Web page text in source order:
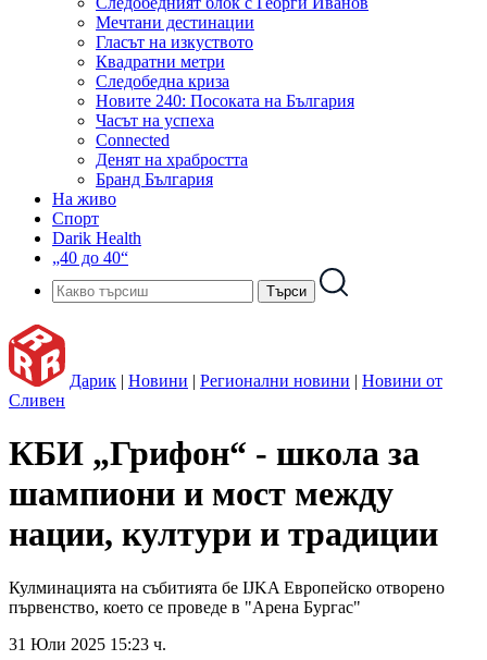
Мечтани дестинации
Гласът на изкуството
Квадратни метри
Следобедна криза
Новите 240: Посоката на България
Часът на успеха
Connected
Денят на храбростта
Бранд България
На живо
Спорт
Darik Health
„40 до 40“
Дарик | Новини | Регионални новини | Новини от
Сливен
КБИ „Грифон“ - школа за
шампиони и мост между
нации, култури и традиции
Кулминацията на събитията бе IJKA Европейско отворено
първенство, което се проведе в "Арена Бургас"
31 Юли 2025 15:23 ч.